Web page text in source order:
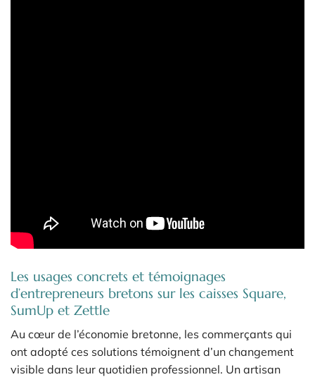
Les usages concrets et témoignages
d’entrepreneurs bretons sur les caisses Square,
SumUp et Zettle
Au cœur de l’économie bretonne, les commerçants qui
ont adopté ces solutions témoignent d’un changement
visible dans leur quotidien professionnel. Un artisan